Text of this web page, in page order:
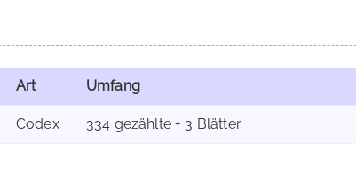
Art Umfang
Codex 334 gezählte + 3 Blätter